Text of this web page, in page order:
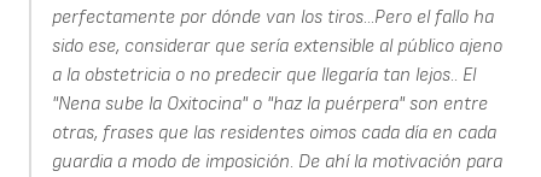
perfectamente por dónde van los tiros...Pero el fallo ha
sido ese, considerar que sería extensible al público ajeno
a la obstetricia o no predecir que llegaría tan lejos.. El
"Nena sube la Oxitocina" o "haz la puérpera" son entre
otras, frases que las residentes oimos cada día en cada
guardia a modo de imposición. De ahí la motivación para